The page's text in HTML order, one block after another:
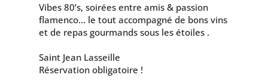
Vibes 80’s, soirées entre amis & passion
flamenco… le tout accompagné de bons vins
et de repas gourmands sous les étoiles .
Saint Jean Lasseille
Réservation obligatoire !